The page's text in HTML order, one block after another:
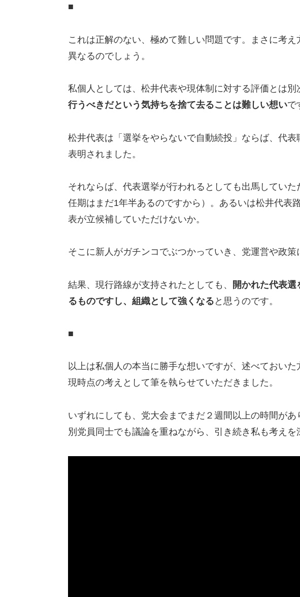
■
これは正解のない、極めて難しい問題です。まさに考
異なるのでしょう。
私個人としては、松井代表や現体制に対する評価とは別
行うべきだという気持ちを捨て去ることは難しい想いで
松井代表は「選挙をやらないで自動続投」ならば、代
表明されました。
それならば、代表選挙が行われるとしても出馬してい
任期はまだ1年半あるのですから）。あるいは松井代表
表が立候補していただけないか。
そこに新人がガチンコでぶつかっていき、党運営や政策
結果、現行路線が支持されたとしても、
開かれた代表
るものですし、組織として強くなる と思うのです。
■
以上は私個人の本当に勝手な想いですが、述べておい
現時点の考えとして筆を執らせていただきました。
いずれにしても、党大会までまだ２週間以上の時間が
別党員同士でも議論を重ねながら、引き続き私も考えを